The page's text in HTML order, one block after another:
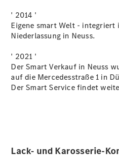
Übersicht
Kontakt
' 2014 '
Eigene smart Welt - integriert
Niederlassung in Neuss.
' 2021 '
Der Smart Verkauf in Neuss
auf die Mercedesstraße 1 in
Der Smart Service findet
Lack- und Karosserie-